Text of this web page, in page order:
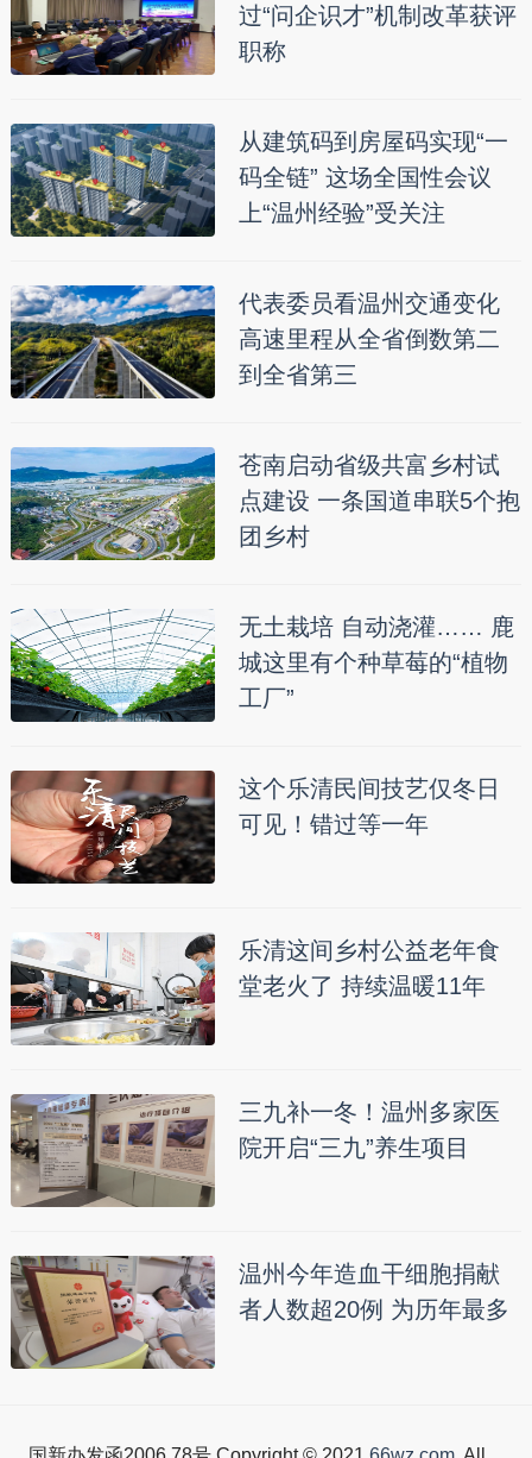
过“问企识才”机制改革获评
职称
从建筑码到房屋码实现“一
码全链” 这场全国性会议
上“温州经验”受关注
代表委员看温州交通变化
高速里程从全省倒数第二
到全省第三
苍南启动省级共富乡村试
点建设 一条国道串联5个抱
团乡村
无土栽培 自动浇灌…… 鹿
城这里有个种草莓的“植物
工厂”
这个乐清民间技艺仅冬日
可见！错过等一年
乐清这间乡村公益老年食
堂老火了 持续温暖11年
三九补一冬！温州多家医
院开启“三九”养生项目
温州今年造血干细胞捐献
者人数超20例 为历年最多